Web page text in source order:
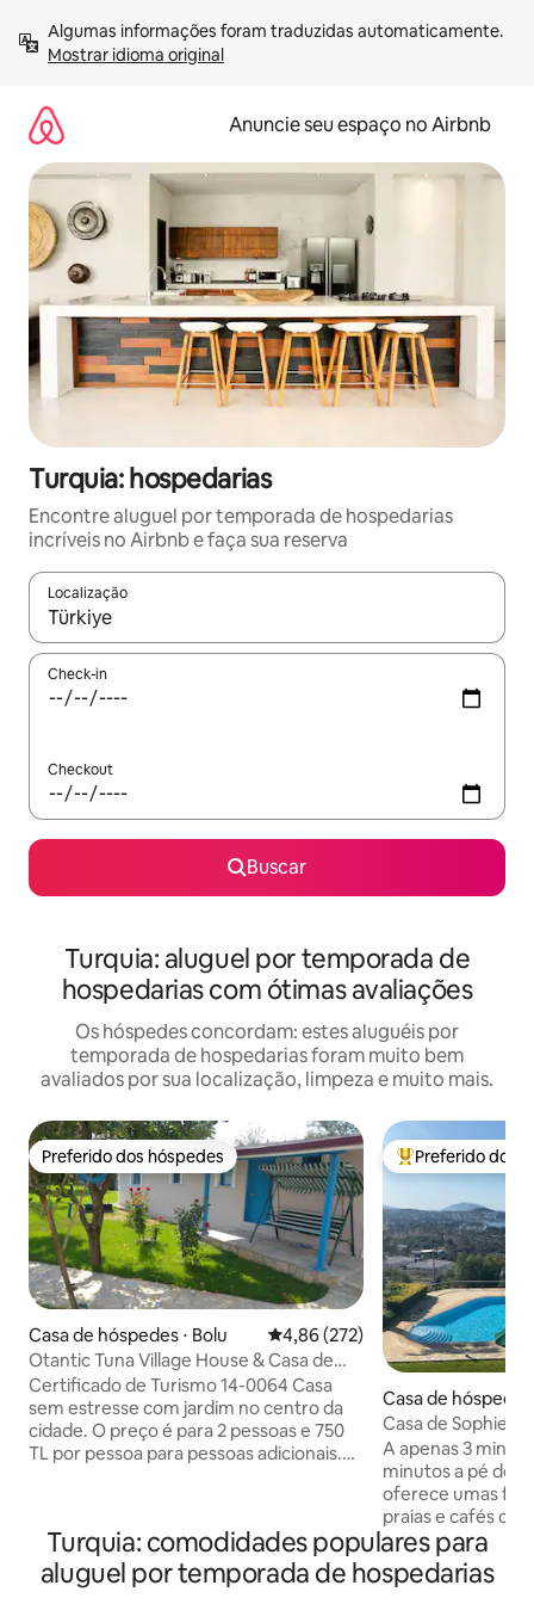
para
Mostrar idioma original
Anuncie seu espaço no Airbnb
Turquia: hospedarias
Encontre aluguel por temporada de hospedarias
incríveis no Airbnb e faça sua reserva
Localização
Quando os resultados estiverem disponíveis, explore-os
Check-in
Checkout
Buscar
Turquia: aluguel por temporada de
hospedarias com ótimas avaliações
Os hóspedes concordam: estes aluguéis por
temporada de hospedarias foram muito bem
avaliados por sua localização, limpeza e muito mais.
Preferido dos hóspedes
Preferido dos hóspedes
Casa de hóspedes ⋅ Bolu 4,86 de uma avaliação média de
4,86 (272)
Otantic Tuna Village House & Casa de
jardim de um andar
Certificado de Turismo 14-0064 Casa
sem estresse com jardim no centro da
cidade. O preço é para 2 pessoas e 750
TL por pessoa para pessoas adicionais.
aldeia. Você pode usar o
estacionamento, jardim (uso comum).
Você pode acender uma fogueira e
Entre os
Preferido dos
Casa de
Casa de Sophie
A apenas 3
minutos a pé do
oferece umas
praias e cafés
está em um
seguro, com um
uma piscina
Turquia: comodidades populares para
aluguel por temporada de hospedarias